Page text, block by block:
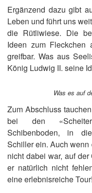
s
e
n
a
n
n
S
e
T
g
s
a
t
u
n
Ergänzend dazu gibt
Leben und führt uns
die Rütliwiese. Die
Ideen zum Fleckchen
greifbar. Was aus
König Ludwig II. seine
Was es auf
Zum Abschluss
bei den
Schibenboden, in
Schiller ein. Auch
nicht dabei war, auf
er natürlich nicht
eine erlebnisreiche Tour!